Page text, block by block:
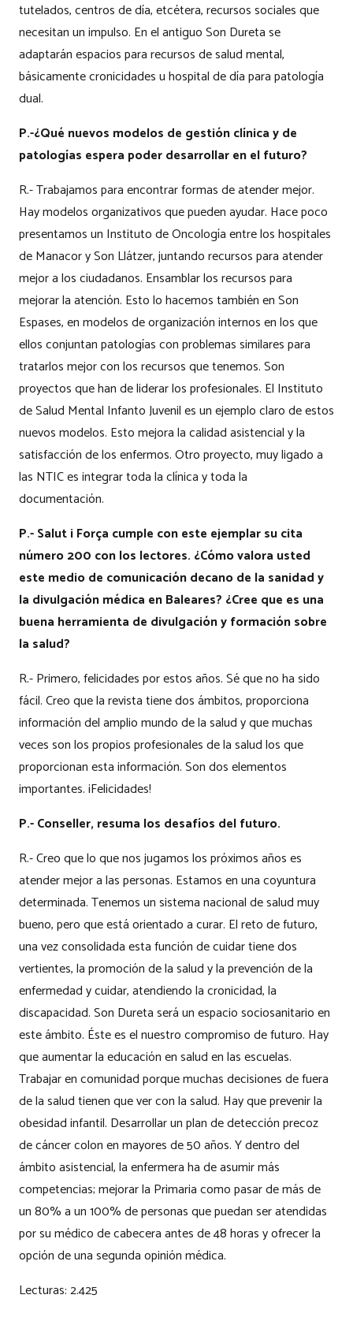
tutelados, centros de día, etcétera, recursos sociales que
necesitan un impulso. En el antiguo Son Dureta se
adaptarán espacios para recursos de salud mental,
básicamente cronicidades u hospital de día para patología
dual.
P.-¿Qué nuevos modelos de gestión clínica y de
patologías espera poder desarrollar en el futuro?
R.- Trabajamos para encontrar formas de atender mejor.
Hay modelos organizativos que pueden ayudar. Hace poco
presentamos un Instituto de Oncología entre los hospitales
de Manacor y Son Llátzer, juntando recursos para atender
mejor a los ciudadanos. Ensamblar los recursos para
mejorar la atención. Esto lo hacemos también en Son
Espases, en modelos de organización internos en los que
ellos conjuntan patologías con problemas similares para
tratarlos mejor con los recursos que tenemos. Son
proyectos que han de liderar los profesionales. El Instituto
de Salud Mental Infanto Juvenil es un ejemplo claro de estos
nuevos modelos. Esto mejora la calidad asistencial y la
satisfacción de los enfermos. Otro proyecto, muy ligado a
las NTIC es integrar toda la clínica y toda la
documentación.
P.- Salut i Força cumple con este ejemplar su cita
número 200 con los lectores. ¿Cómo valora usted
este medio de comunicación decano de la sanidad y
la divulgación médica en Baleares? ¿Cree que es una
buena herramienta de divulgación y formación sobre
la salud?
R.- Primero, felicidades por estos años. Sé que no ha sido
fácil. Creo que la revista tiene dos ámbitos, proporciona
información del amplio mundo de la salud y que muchas
veces son los propios profesionales de la salud los que
proporcionan esta información. Son dos elementos
importantes. ¡Felicidades!
P.- Conseller, resuma los desafíos del futuro.
R.- Creo que lo que nos jugamos los próximos años es
atender mejor a las personas. Estamos en una coyuntura
determinada. Tenemos un sistema nacional de salud muy
bueno, pero que está orientado a curar. El reto de futuro,
una vez consolidada esta función de cuidar tiene dos
vertientes, la promoción de la salud y la prevención de la
enfermedad y cuidar, atendiendo la cronicidad, la
discapacidad. Son Dureta será un espacio sociosanitario en
este ámbito. Éste es el nuestro compromiso de futuro. Hay
que aumentar la educación en salud en las escuelas.
Trabajar en comunidad porque muchas decisiones de fuera
de la salud tienen que ver con la salud. Hay que prevenir la
obesidad infantil. Desarrollar un plan de detección precoz
de cáncer colon en mayores de 50 años. Y dentro del
ámbito asistencial, la enfermera ha de asumir más
competencias; mejorar la Primaria como pasar de más de
un 80% a un 100% de personas que puedan ser atendidas
por su médico de cabecera antes de 48 horas y ofrecer la
opción de una segunda opinión médica.
Lecturas:2.425